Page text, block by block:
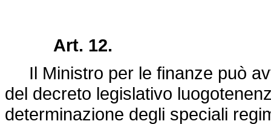
Art. 12.
Il Ministro per le finanze può
del decreto legislativo
determinazione degli speciali